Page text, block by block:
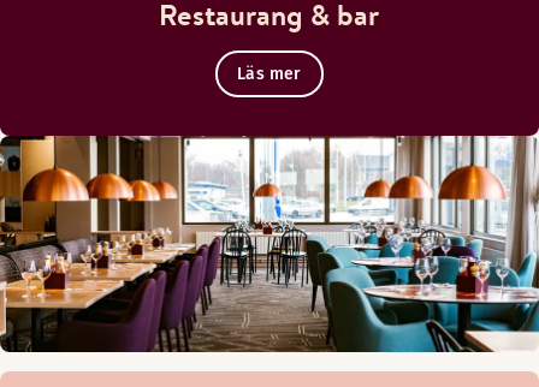
Restaurang & bar
Läs mer